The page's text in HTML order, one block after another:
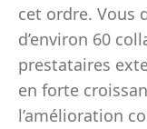
cet ordre. Vous
d’environ 60
prestataires
en forte
l’amélioration